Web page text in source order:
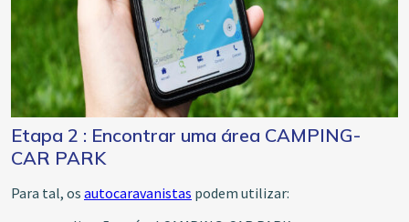
Etapa 2 : Encontrar uma área CAMPING-
CAR PARK
Para tal, os autocaravanistas podem utilizar: